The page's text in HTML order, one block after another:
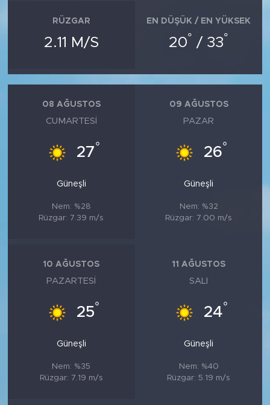
RÜZGAR
2.11 M/S
EN DÜŞÜK / EN YÜKSEK
20° / 33°
08 AĞUSTOS
CUMARTESI
27°
Güneşli
Nem: %28
Rüzgar: 7.39 m/s
09 AĞUSTOS
PAZAR
26°
Güneşli
Nem: %32
Rüzgar: 7.00 m/s
10 AĞUSTOS
PAZARTESI
25°
Güneşli
Nem: %35
Rüzgar: 7.19 m/s
11 AĞUSTOS
SALI
24°
Güneşli
Nem: %40
Rüzgar: 5.19 m/s